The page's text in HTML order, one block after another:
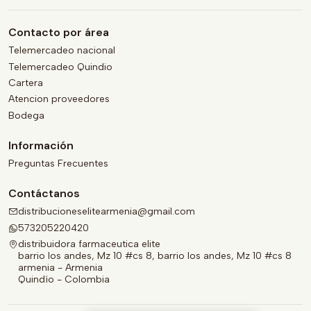
Contacto por área
Telemercadeo nacional
Telemercadeo Quindio
Cartera
Atencion proveedores
Bodega
Información
Preguntas Frecuentes
Contáctanos
distribucioneselitearmenia@gmail.com
573205220420
distribuidora farmaceutica elite
barrio los andes, Mz 10 #cs 8, barrio los andes, Mz 10 #cs 8
armenia - Armenia
Quindío - Colombia